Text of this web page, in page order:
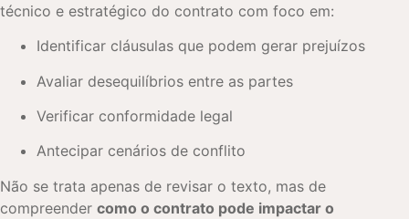
técnico e estratégico do contrato com foco em:
Identificar cláusulas que podem gerar prejuízos
Avaliar desequilíbrios entre as partes
Verificar conformidade legal
Antecipar cenários de conflito
Não se trata apenas de revisar o texto, mas de
compreender como o contrato pode impactar o